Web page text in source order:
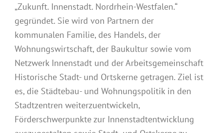
„Zukunft. Innenstadt. Nordrhein-Westfalen.“
gegründet. Sie wird von Partnern der
kommunalen Familie, des Handels, der
Wohnungswirtschaft, der Baukultur sowie vom
Netzwerk Innenstadt und der Arbeitsgemeinschaft
Historische Stadt- und Ortskerne getragen. Ziel ist
es, die Städtebau- und Wohnungspolitik in den
Stadtzentren weiterzuentwickeln,
Förderschwerpunkte zur Innenstadtentwicklung